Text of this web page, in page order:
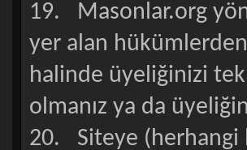
19. Masonlar.org
yer alan
halinde üyeliğinizi
olmanız ya da
20. Siteye (herhangi